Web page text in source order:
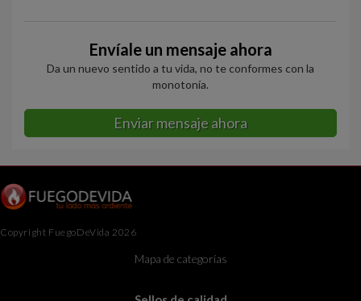
Envíale un mensaje ahora
Da un nuevo sentido a tu vida, no te conformes con la
monotonía.
Enviar mensaje ahora
Copyright FuegoDeVida 2026
Mapa de categorías